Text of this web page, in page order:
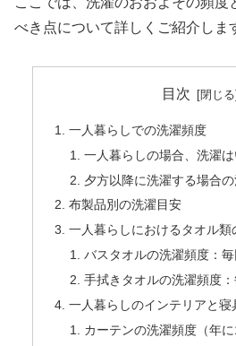
べき点について詳しくご紹介しま
目次
一人暮らしでの洗濯頻度
一人暮らしの場合、洗濯
夕方以降に洗濯する場合
布製品別の洗濯目安
一人暮らしにおけるタオル類
バスタオルの洗濯頻度：毎
手拭きタオルの洗濯頻度：
一人暮らしのインテリアと寝
カーテンの洗濯頻度（年に